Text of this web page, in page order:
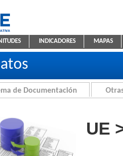
Educativa
INDICADORES MAPAS
de Documentación
UE